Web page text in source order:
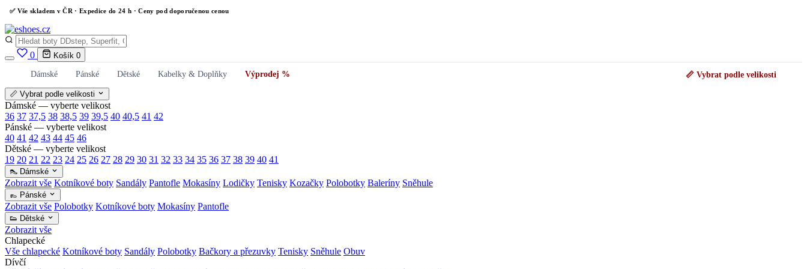
✅ Vše skladem v ČR · Expedice do 24 h · Ceny pod doporučenou cenou
0 Košík 0
Dámské Pánské Dětské Kabelky & Doplňky Výprodej % 📏 Vybrat podle velikosti
📏 Vybrat podle velikosti
Dámské — vyberte velikost
36 37 37,5 38 38,5 39 39,5 40 40,5 41 42
Pánské — vyberte velikost
40 41 42 43 44 45 46
Dětské — vyberte velikost
19 20 21 22 23 24 25 26 27 28 29 30 31 32 33 34 35 36 37 38 39 40 41
👠 Dámské
Zobrazit vše Kotníkové boty Sandály Pantofle Mokasíny Lodičky Tenisky Kozačky Polobotky Baleríny Sněhule
👞 Pánské
Zobrazit vše Polobotky Kotníkové boty Mokasíny Pantofle
👟 Dětské
Zobrazit vše
Chlapecké
Vše chlapecké Kotníkové boty Sandály Polobotky Bačkory a přezuvky Tenisky Sněhule Obuv
Dívčí